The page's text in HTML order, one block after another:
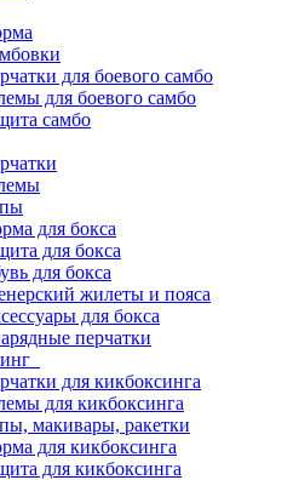
для боевого самбо
для боевого самбо
самбо
для бокса
для бокса
для бокса
жилеты и пояса
для бокса
перчатки
для кикбоксинга
для кикбоксинга
макивары, ракетки
для кикбоксинга
для кикбоксинга